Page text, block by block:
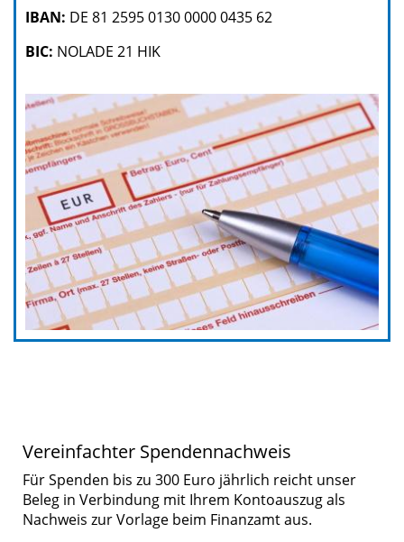
IBAN: DE 81 2595 0130 0000 0435 62
BIC: NOLADE 21 HIK
Vereinfachter Spendennachweis
Für Spenden bis zu 300 Euro jährlich reicht unser
Beleg in Verbindung mit Ihrem Kontoauszug als
Nachweis zur Vorlage beim Finanzamt aus.